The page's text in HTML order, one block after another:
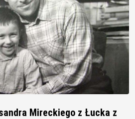
Mireckiego z Łucka z